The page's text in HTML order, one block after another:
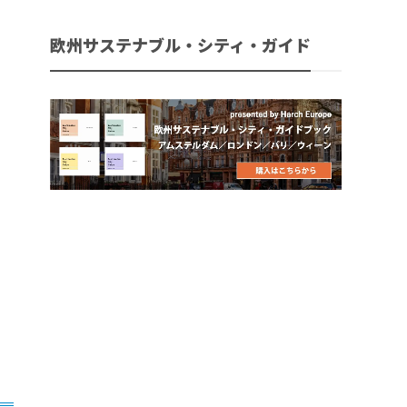
欧州サステナブル・シティ・ガイド